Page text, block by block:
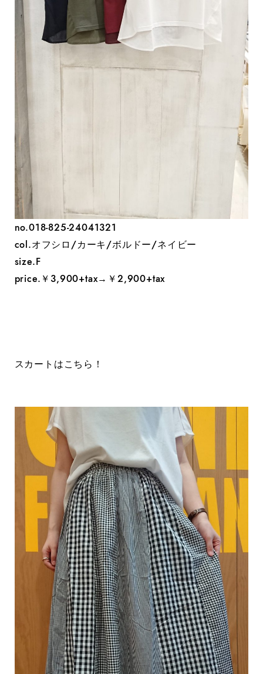
no.018-825-24041321
col.オフシロ/カーキ/ボルドー/ネイビー
size.F
price.￥3,900+tax→￥2,900+tax
スカートはこちら！